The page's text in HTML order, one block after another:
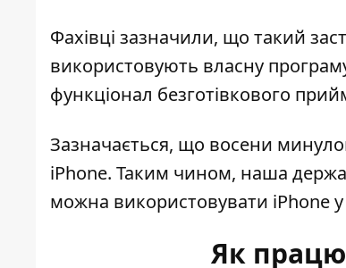
Фахівці зазначили, що такий
використовують власну
функціонал безготівкового
Зазначається, що восени
iPhone. Таким чином, наша
можна використовувати iPhone у
Як